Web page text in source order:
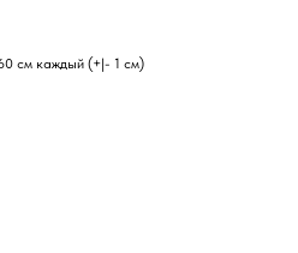
см каждый (+|- 1 см)